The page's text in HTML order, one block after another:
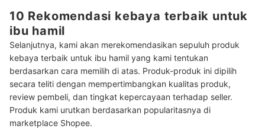
10 Rekomendasi kebaya terbaik untuk
ibu hamil
Selanjutnya, kami akan merekomendasikan sepuluh produk
kebaya terbaik untuk ibu hamil yang kami tentukan
berdasarkan cara memilih di atas. Produk-produk ini dipilih
secara teliti dengan mempertimbangkan kualitas produk,
review pembeli, dan tingkat kepercayaan terhadap seller.
Produk kami urutkan berdasarkan popularitasnya di
marketplace Shopee.